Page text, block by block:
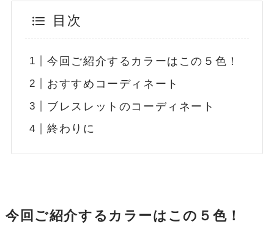
目次
今回ご紹介するカラーはこの５色！
おすすめコーディネート
ブレスレットのコーディネート
終わりに
今回ご紹介するカラーはこの５色！